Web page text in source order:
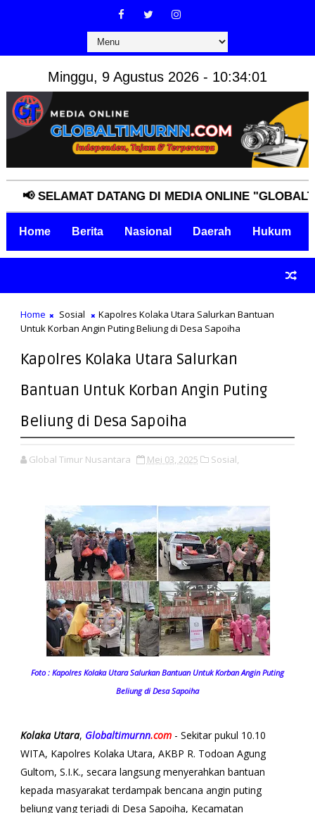
Minggu, 9 Agustus 2026 - 10:34:02
DATANG DI MEDIA ONLINE
Home Berita Nasional Daerah Hukum
Home Sosial
Kapolres Kolaka Utara Salurkan Bantuan
Untuk Korban Angin Puting Beliung di Desa Sapoiha
Kapolres Kolaka Utara Salurkan
Bantuan Untuk Korban Angin Puting
Beliung di Desa Sapoiha
Global Timur Nusantara Mei 03, 2025 Sosial,
Foto : Kapolres Kolaka Utara Salurkan Bantuan Untuk Korban Angin Puting
Beliung di Desa Sapoiha
Kolaka Utara, Globaltimurnn.com- Sekitar pukul 10.10
WITA, Kapolres Kolaka Utara, AKBP R. Todoan Agung
Gultom, S.I.K., secara langsung menyerahkan bantuan
kepada masyarakat terdampak bencana angin puting
beliung yang terjadi di Desa Sapoiha, Kecamatan